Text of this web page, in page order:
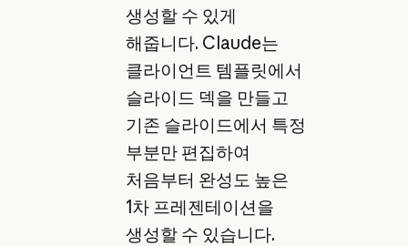
생성할 수 있게
해줍니다. Claude는
클라이언트 템플릿에서
슬라이드 덱을 만들고
기존 슬라이드에서 특정
부분만 편집하여
처음부터 완성도 높은
1차 프레젠테이션을
생성할 수 있습니다.